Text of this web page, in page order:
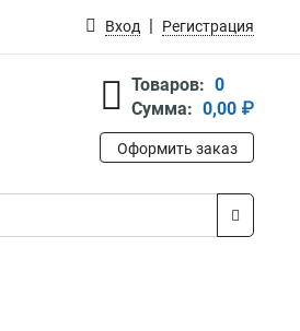
Вход Регистрация
Товаров: 0
Сумма: 0,00 ₽
Оформить заказ